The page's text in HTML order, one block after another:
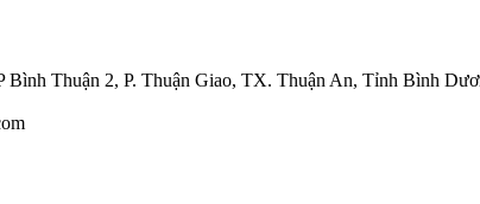
Bình Thuận 2, P. Thuận Giao, TX. Thuận An, Tỉnh Bình